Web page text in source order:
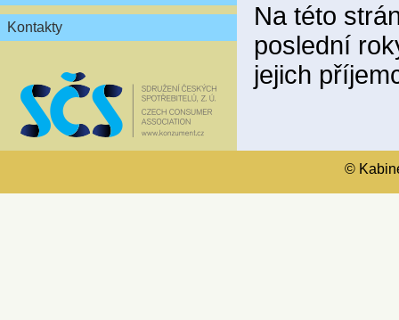
Kontakty
Na této
poslední
jejich
©